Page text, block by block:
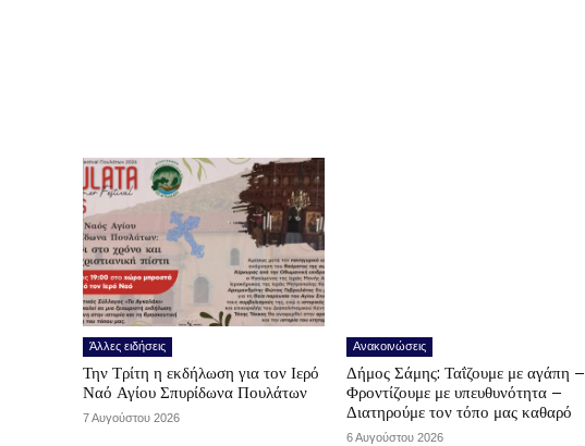
Άλλες ειδήσεις
Την Τρίτη η εκδήλωση για τον Ιερό
Ναό Αγίου Σπυρίδωνα Πουλάτων
7 Αυγούστου 2026
Ανακοινώσεις
Δήμος Σάμης: Ταΐζουμε με αγάπη –
Φροντίζουμε με υπευθυνότητα –
Διατηρούμε τον τόπο μας καθαρό
6 Αυγούστου 2026